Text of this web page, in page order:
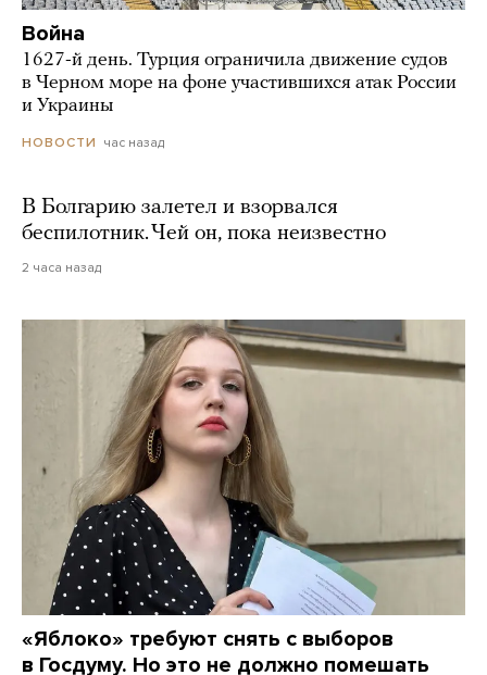
Война
1627-й день. Турция ограничила движение судов
в Черном море на фоне участившихся атак России
и Украины
НОВОСТИ час назад
В Болгарию залетел и взорвался
беспилотник. Чей он, пока неизвестно
2 часа назад
«Яблоко» требуют снять с выборов
в Госдуму. Но это не должно помешать